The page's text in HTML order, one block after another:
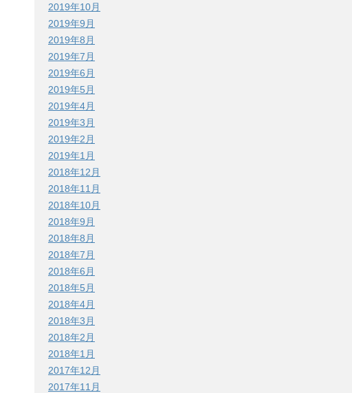
2019年10月
2019年9月
2019年8月
2019年7月
2019年6月
2019年5月
2019年4月
2019年3月
2019年2月
2019年1月
2018年12月
2018年11月
2018年10月
2018年9月
2018年8月
2018年7月
2018年6月
2018年5月
2018年4月
2018年3月
2018年2月
2018年1月
2017年12月
2017年11月